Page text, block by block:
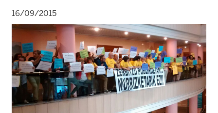
16/09/2015